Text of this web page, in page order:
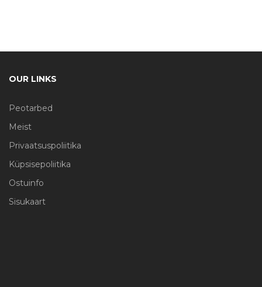
OUR LINKS
Peotarbed
Meist
Privaatsuspoliitika
Küpsisepoliitika
Ostuinfo
Sisukaart